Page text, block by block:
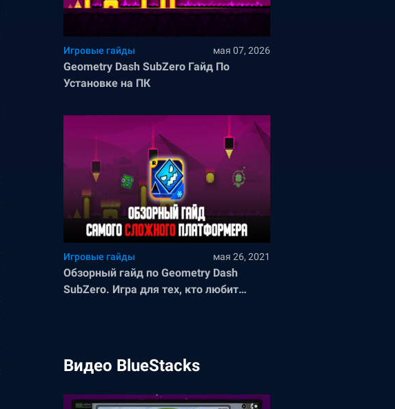
Игровые гайды мая 07, 2026
Geometry Dash SubZero Гайд По
Установке на ПК
Игровые гайды мая 26, 2021
Обзорный гайд по Geometry Dash
SubZero. Игра для тех, кто любит
Видео BlueStacks